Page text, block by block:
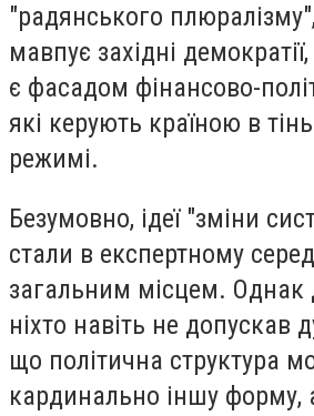
"радянського
мавпує західні
є фасадом фінансово-
які керують країною в
режимі.
Безумовно, ідеї "зміни
стали в експертному
загальним місцем.
ніхто навіть не допускав
що політична структура
кардинально іншу форму,